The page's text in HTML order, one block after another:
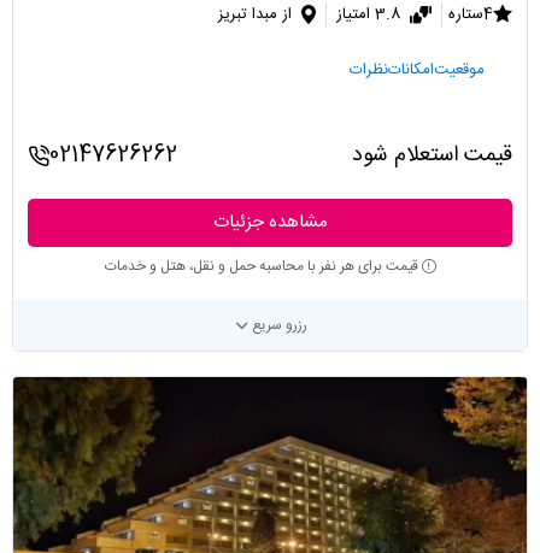
4ستاره 3.8 امتیاز از مبدا تبریز
موقعیتامکاناتنظرات
قیمت استعلام شود 02147626262
مشاهده جزئیات
قیمت برای هر نفر با محاسبه حمل و نقل، هتل و خدمات
رزرو سریع